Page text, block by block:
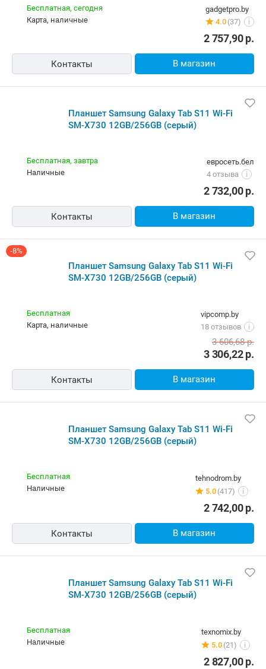
gadgetpro.by
4.0 (37) i
Бесплатная, сегодня
карта, наличные
2 757,90р.
Контакты В магазин
Планшет Samsung Galaxy Tab S11 Wi-Fi
SM-X730 12GB/256GB (серый)
евросеть.бел
4 отзыва
i
Бесплатная, завтра
наличные
2 732,00р.
Контакты В магазин
-8%
Планшет Samsung Galaxy Tab S11 Wi-Fi
SM-X730 12GB/256GB (серый)
vipcomp.by
18 отзывов
i
Бесплатная
карта, наличные
3 306,22р.
3 606,68р.
Контакты В магазин
Планшет Samsung Galaxy Tab S11 Wi-Fi
SM-X730 12GB/256GB (серый)
tehnodrom.by
5.0 (417) i
Бесплатная
наличные
2 742,00р.
Контакты В магазин
Планшет Samsung Galaxy Tab S11 Wi-Fi
SM-X730 12GB/256GB (серый)
texnomix.by
5.0 (21) i
Бесплатная
наличные
2 827,00р.